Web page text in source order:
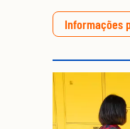
Informações